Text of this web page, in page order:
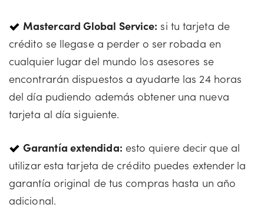
Mastercard Global Service: si tu tarjeta de
crédito se llegase a perder o ser robada en
cualquier lugar del mundo los asesores se
encontrarán dispuestos a ayudarte las 24 horas
del día pudiendo además obtener una nueva
tarjeta al día siguiente.
Garantía extendida: esto quiere decir que al
utilizar esta tarjeta de crédito puedes extender la
garantía original de tus compras hasta un año
adicional.